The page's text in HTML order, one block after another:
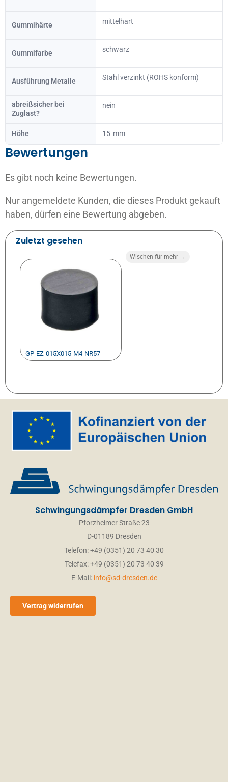
Gummihärte mittelhart
Gummifarbe schwarz
Ausführung Metalle Stahl verzinkt (ROHS konform)
abreißsicher bei
Zuglast?
nein
Höhe 15
Bewertungen
Es gibt noch keine Bewertungen.
Nur angemeldete Kunden, die dieses Produkt gekauft
haben, dürfen eine Bewertung abgeben.
Zuletzt gesehen
Wischen für mehr →
GP-EZ-015X015-M4-NR57
Schwingungsdämpfer Dresden GmbH
Pforzheimer Straße 23
D-01189 Dresden
Telefon: +49 (0351) 20 73 40 30
Telefax: +49 (0351) 20 73 40 39
E-Mail: info@sd-dresden.de
Vertrag widerrufen